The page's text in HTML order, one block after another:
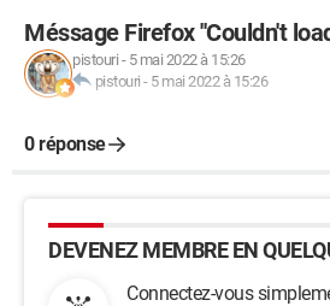
Méssage Firefox ''Couldn't
pistouri - 5 mai 2022 à 15:26
pistouri - 5 mai 2022 à 15:26
0 réponse
DEVENEZ MEMBRE EN
Connectez-vous